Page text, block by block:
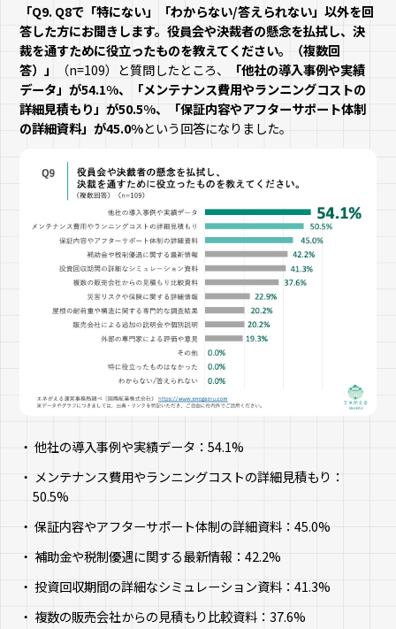
「Q9. Q8で「特にない」「わからない/答えられない」以外を回
答した方にお聞きします。役員会や決裁者の懸念を払拭し、決
裁を通すために役立ったものを教えてください。（複数回
答）」
（n=109）と質問したところ、
「他社の導入事例や実績
データ」が54.1%、「メンテナンス費用やランニングコストの
詳細見積もり」が50.5%、「保証内容やアフターサポート体制
の詳細資料」が45.0%という回答になりました。
他社の導入事例や実績データ：54.1%
メンテナンス費用やランニングコストの詳細見積もり：
50.5%
保証内容やアフターサポート体制の詳細資料：45.0%
補助金や税制優遇に関する最新情報：42.2%
投資回収期間の詳細なシミュレーション資料：41.3%
複数の販売会社からの見積もり比較資料：37.6%